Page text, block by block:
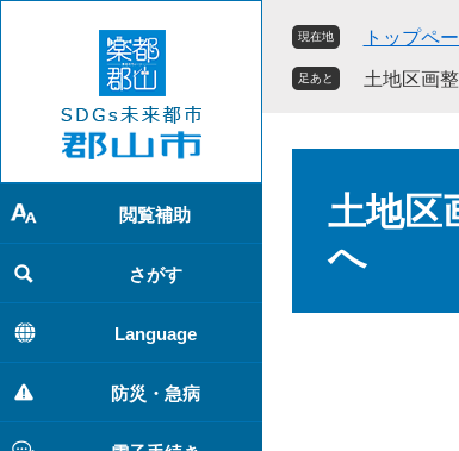
で
す
。
ば
し
て
本
文
へ
閲覧補助
さがす
Language
防災・急病
現在地 トップペ
足あと 土地区画
土地区
へ